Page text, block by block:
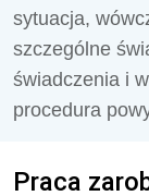
sytuacja,
szczególne
świadczenia i
procedura
Praca